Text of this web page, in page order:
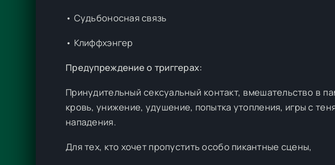
• Судьбоносная связь
• Клиффхэнгер
Предупреждение о триггерах:
Принудительный сексуальный контакт, вмешательство в
кровь, унижение, удушение, попытка утопления, игры с
нападения.
Для тех, кто хочет пропустить особо пикантные сцены,